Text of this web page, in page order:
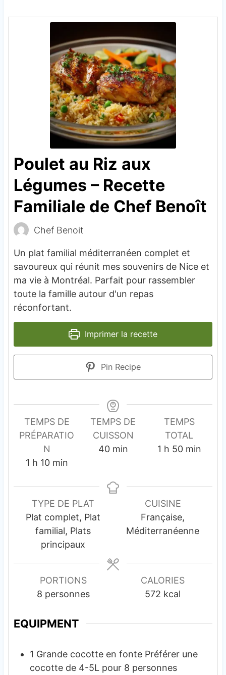
Poulet au Riz aux
Légumes – Recette
Familiale de Chef Benoît
Chef Benoit
Un plat familial méditerranéen complet et
savoureux qui réunit mes souvenirs de Nice et
ma vie à Montréal. Parfait pour rassembler
toute la famille autour d'un repas
réconfortant.
Imprimer la recette
Pin Recipe
TEMPS DE
PRÉPARATIO
N
1 h
u
r
e
h 10m
n
u
t
e
s
min
TEMPS DE
CUISSON
40m
u
min
TEMPS
TOTAL
1 h
r
e
h 50m
u
s
min
TYPE DE PLAT
Plat complet, Plat
familial, Plats
principaux
CUISINE
Française,
Méditerranéenne
PORTIONS
8 personnes
CALORIES
572 kcal
EQUIPMENT
1 Grande cocotte en fonte Préférer une
cocotte de 4-5L pour 8 personnes